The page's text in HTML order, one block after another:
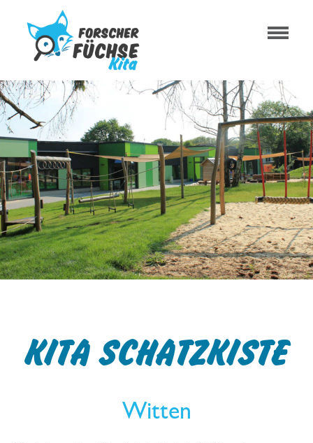
KITA SCHATZKISTE
Witten